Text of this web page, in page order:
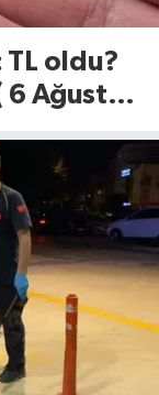
TL oldu?
6 Ağustos